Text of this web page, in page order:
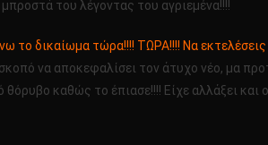
του λέγοντας του αγριεμένα!!!!
το δικαίωμα τώρα!!!! ΤΩΡΑ!!!! Να
να αποκεφαλίσει τον άτυχο νέο, μα
καθώς το έπιασε!!!! Είχε αλλάξει